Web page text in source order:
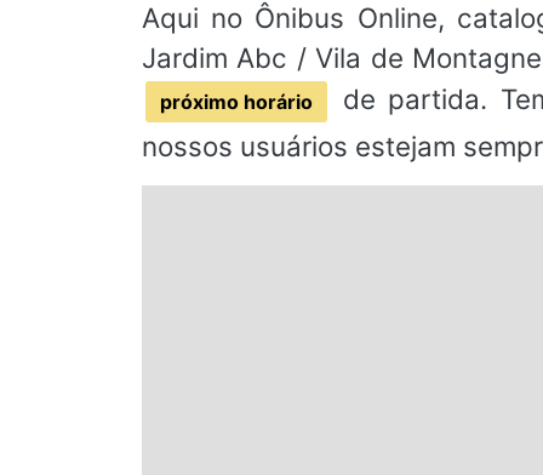
Aqui no Ônibus Online,
Jardim Abc / Vila de
próximo horário
de partida.
nossos usuários estejam